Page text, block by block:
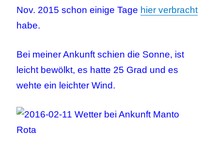
Nov. 2015 schon einige Tage hier verbracht
habe.
Bei meiner Ankunft schien die Sonne, ist
leicht bewölkt, es hatte 25 Grad und es
wehte ein leichter Wind.